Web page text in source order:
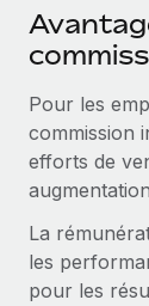
Pour les
commission
efforts de
La
les
pour les